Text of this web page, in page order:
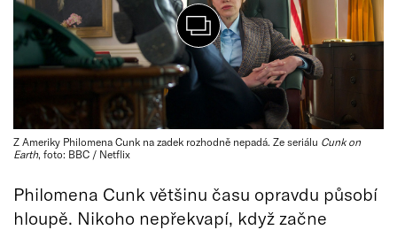
Z Ameriky Philomena Cunk na zadek rozhodně nepadá. Ze seriálu Cunk on
Earth, foto: BBC / Netflix
Philomena Cunk většinu času opravdu působí
hloupě. Nikoho nepřekvapí, když začne